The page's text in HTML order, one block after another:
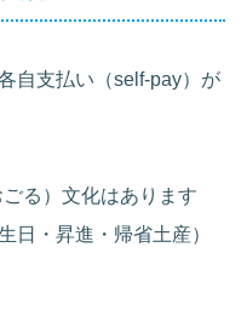
自支払い（self-pay）が
る）文化はあります
日・昇進・帰省土産）